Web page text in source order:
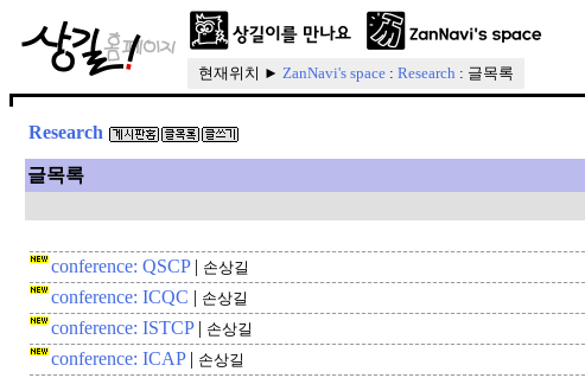
현재위치 ► ZanNavi's space : Research : 글목록
Research
글목록
conference: QSCP| 손상길
conference: ICQC | 손상길
conference: ISTCP| 손상길
conference: ICAP| 손상길